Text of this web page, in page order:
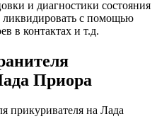
и диагностики состояния
с помощью
в контактах и т.д.
Приора